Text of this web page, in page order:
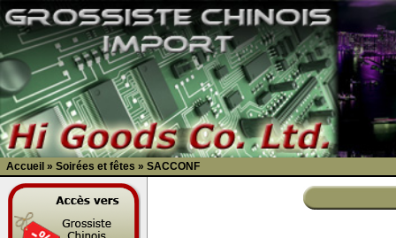
Accueil » Soirées et fêtes » SACCONF